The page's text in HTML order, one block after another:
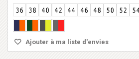
Ajouter à ma liste d'envies